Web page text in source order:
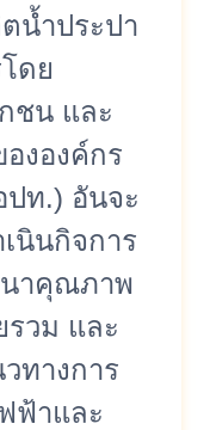
น้ำประปา
ดย
ชน และ
งองค์กร
ท.) อันจะ
นินกิจการ
าคุณภาพ
วม และ
ทางการ
ฟ้าและ